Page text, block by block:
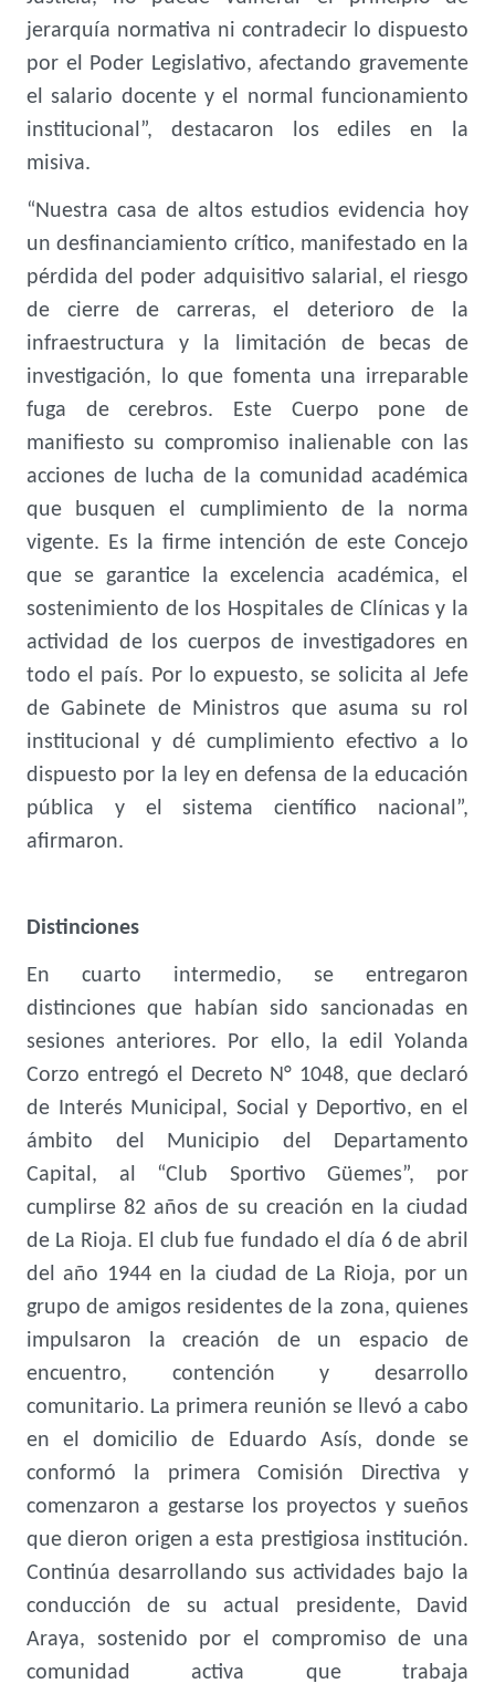
jerarquía normativa ni contradecir lo dispuesto
por el Poder Legislativo, afectando gravemente
el salario docente y el normal funcionamiento
institucional”, destacaron los ediles en la
misiva.
“Nuestra casa de altos estudios evidencia hoy
un desfinanciamiento crítico, manifestado en la
pérdida del poder adquisitivo salarial, el riesgo
de cierre de carreras, el deterioro de la
infraestructura y la limitación de becas de
investigación, lo que fomenta una irreparable
fuga de cerebros. Este Cuerpo pone de
manifiesto su compromiso inalienable con las
acciones de lucha de la comunidad académica
que busquen el cumplimiento de la norma
vigente. Es la firme intención de este Concejo
que se garantice la excelencia académica, el
sostenimiento de los Hospitales de Clínicas y la
actividad de los cuerpos de investigadores en
todo el país. Por lo expuesto, se solicita al Jefe
de Gabinete de Ministros que asuma su rol
institucional y dé cumplimiento efectivo a lo
dispuesto por la ley en defensa de la educación
pública y el sistema científico nacional”,
afirmaron.
Distinciones
En cuarto intermedio, se entregaron
distinciones que habían sido sancionadas en
sesiones anteriores. Por ello, la edil Yolanda
Corzo entregó el Decreto N° 1048, que declaró
de Interés Municipal, Social y Deportivo, en el
ámbito del Municipio del Departamento
Capital, al “Club Sportivo Güemes”, por
cumplirse 82 años de su creación en la ciudad
de La Rioja. El club fue fundado el día 6 de abril
del año 1944 en la ciudad de La Rioja, por un
grupo de amigos residentes de la zona, quienes
impulsaron la creación de un espacio de
encuentro, contención y desarrollo
comunitario. La primera reunión se llevó a cabo
en el domicilio de Eduardo Asís, donde se
conformó la primera Comisión Directiva y
comenzaron a gestarse los proyectos y sueños
que dieron origen a esta prestigiosa institución.
Continúa desarrollando sus actividades bajo la
conducción de su actual presidente, David
Araya, sostenido por el compromiso de una
comunidad activa que trabaja